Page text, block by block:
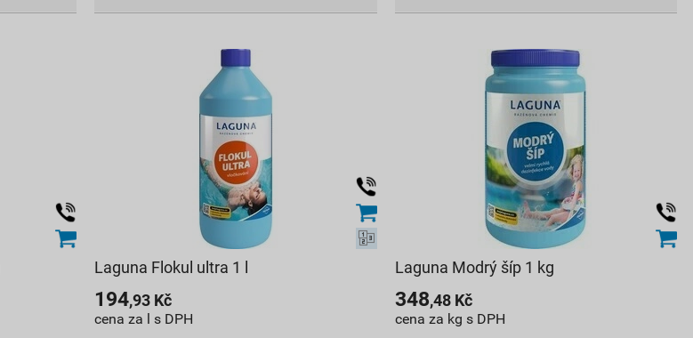
Laguna Flokul ultra 1 l
194,93 Kč
cena za l s DPH
Laguna Modrý šíp 1 kg
348,48Kč
cena za kg s DPH